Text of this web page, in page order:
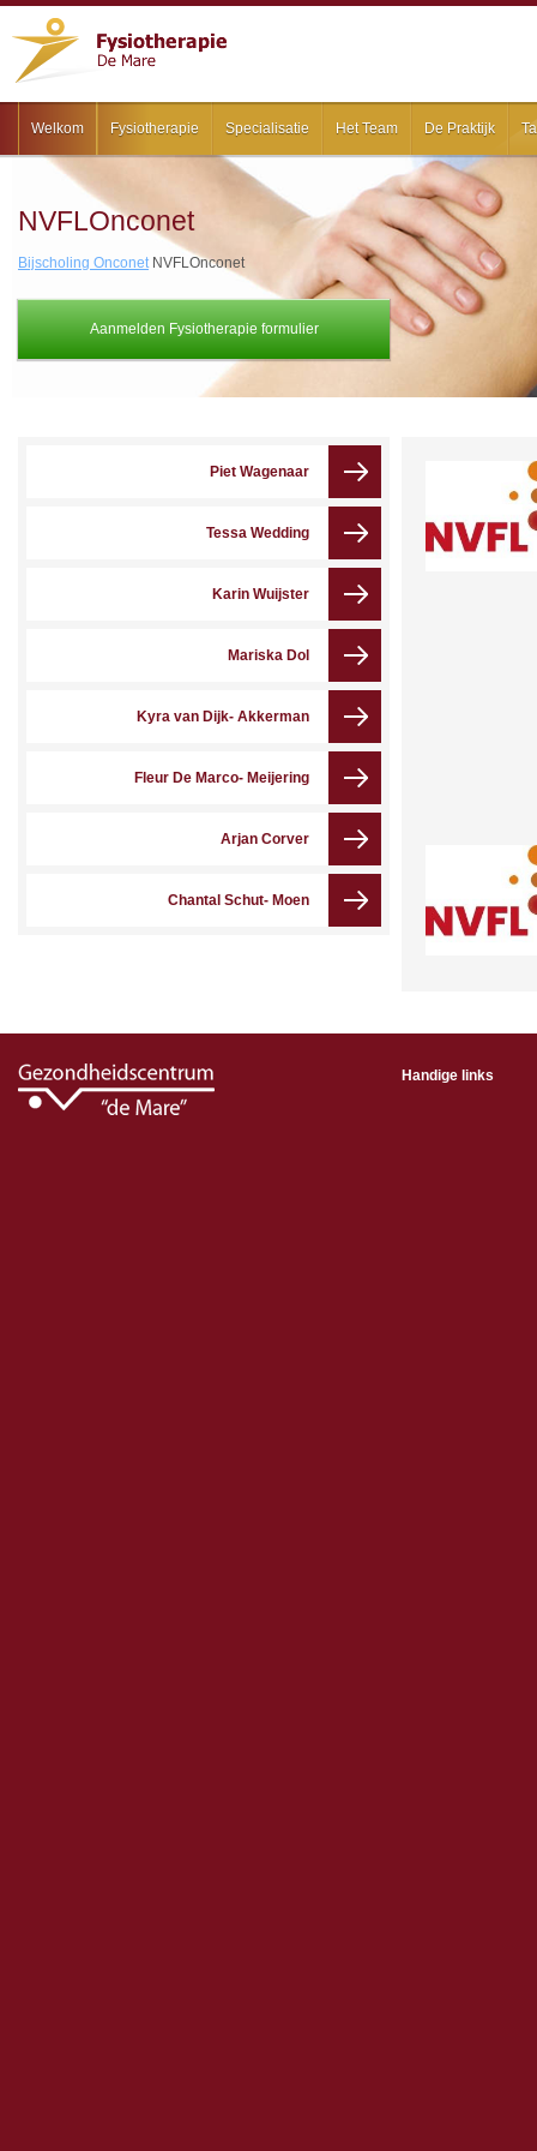
Welkom Fysiotherapie Specialisatie Het Team De Praktijk
Aanmelden Fysiotherapie formulier
NVFLOnconet
Bijscholing Onconet NVFLOnconet
Piet Wagenaar
Tessa Wedding
Karin Wuijster
Mariska Dol
Kyra van Dijk- Akkerman
Fleur De Marco- Meijering
Arjan Corver
Chantal Schut- Moen
Handige links